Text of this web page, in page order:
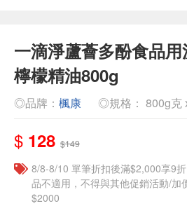
一滴淨蘆薈多酚食品
檸檬精油800g
◎品牌： 楓康 ◎規格： 800g克
$ 128 $149
8/8-8/10 單筆折扣後滿$2,000享9
品不適用，不得與其他促銷活動/加
$2000